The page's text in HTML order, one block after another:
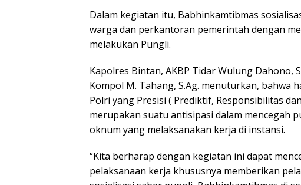
Dalam kegiatan itu, Babhinkamtibmas
warga dan perkantoran pemerintah dengan
melakukan Pungli.
Kapolres Bintan, AKBP Tidar Wulung Dahono,
Kompol M. Tahang, S.Ag. menuturkan, bahwa
Polri yang Presisi ( Prediktif, Responsibilitas
merupakan suatu antisipasi dalam mencegah
oknum yang melaksanakan kerja di instansi.
“Kita berharap dengan kegiatan ini dapat
pelaksanaan kerja khususnya memberikan